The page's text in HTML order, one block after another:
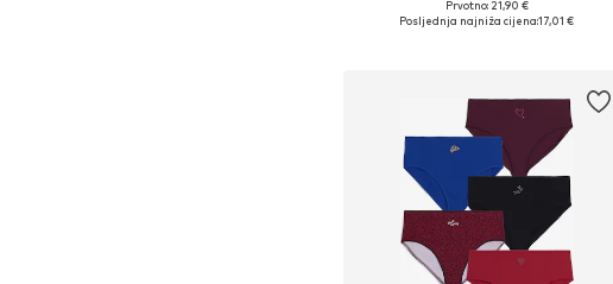
Dostupne veličine: 100, 120, 130, 135
Prvotno: 21,90 €
Posljednja najniža cijena:17,01 €